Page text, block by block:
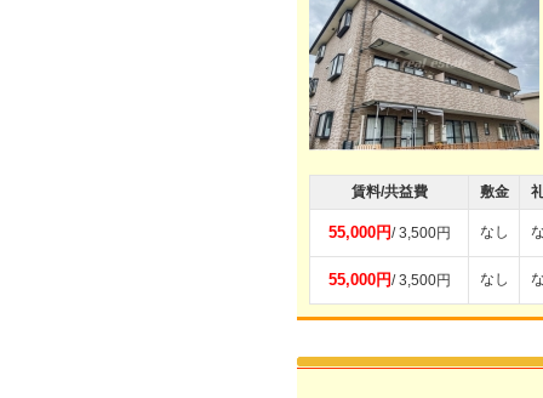
賃料/共益費 敷金
55,000円/ 3,500円 なし
55,000円/ 3,500円 なし